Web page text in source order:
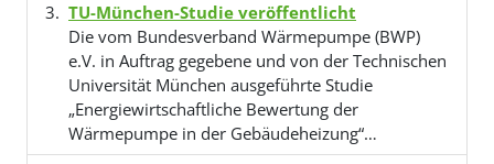
TU-München-Studie veröffentlicht
Die vom Bundesverband Wärmepumpe (BWP)
e.V. in Auftrag gegebene und von der Technischen
Universität München ausgeführte Studie
„Energiewirtschaftliche Bewertung der
Wärmepumpe in der Gebäudeheizung“…